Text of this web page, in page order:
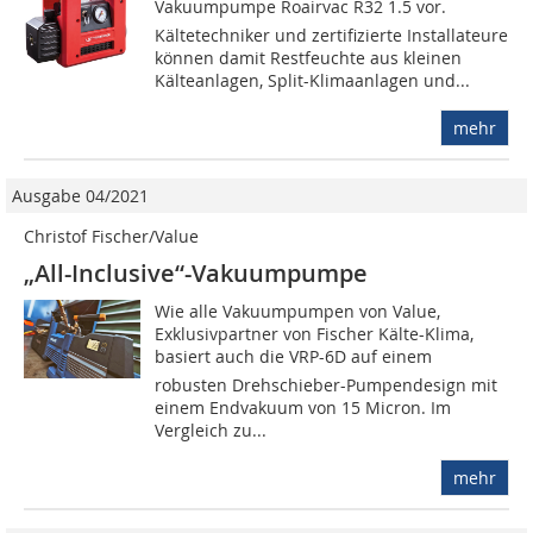
Vakuumpumpe Roairvac R32 1.5 vor.
Kältetechniker und zertifizierte Installateure
können damit Restfeuchte aus kleinen
Kälteanlagen, Split-Klimaanlagen und...
mehr
Ausgabe 04/2021
Christof Fischer/Value
„All-Inclusive“-Vakuumpumpe
Wie alle Vakuumpumpen von Value,
Exklusivpartner von Fischer Kälte-Klima,
basiert auch die VRP-6D auf einem
robusten Drehschieber-Pumpendesign mit
einem Endvakuum von 15 Micron. Im
Vergleich zu...
mehr